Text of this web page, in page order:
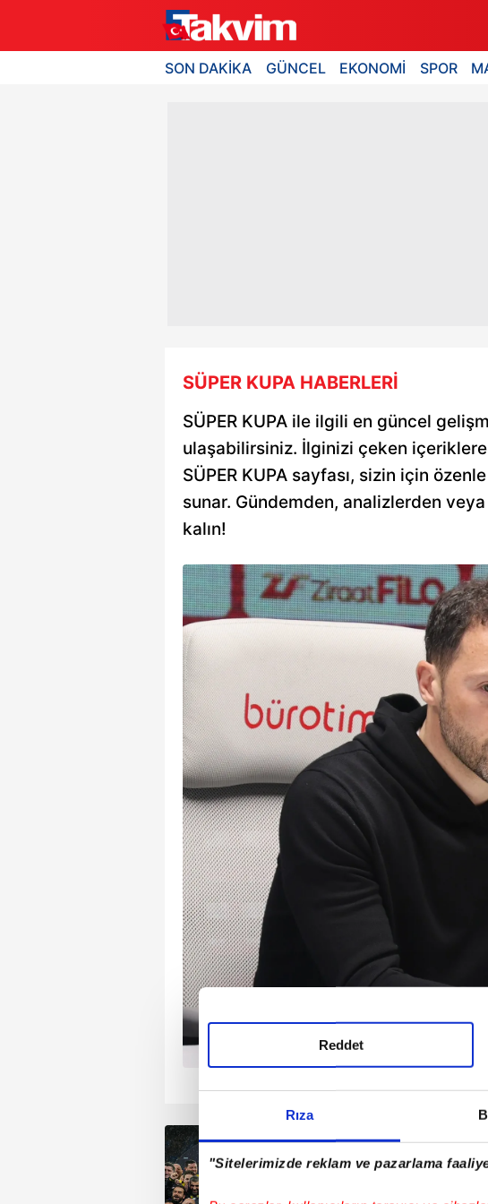
Rıza
"Sitelerimizde reklam ve pazarlama
Reddet
SON DAKİKA GÜNCEL EKONOMİ SPOR
SÜPER KUPA HABERLERİ
SÜPER KUPA ile ilgili en güncel
ulaşabilirsiniz. İlginizi çeken içeriklere
SÜPER KUPA sayfası, sizin için
sunar. Gündemden, analizlerden
kalın!